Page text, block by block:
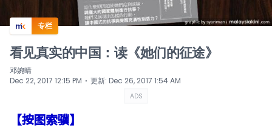
专栏
看见真实的中国：读《她们的征途》
邓婉晴
Dec 22, 2017 12:15 PM ⋅ 更新: Dec 26, 2017 1:54 AM
ADS
【按图索骥】